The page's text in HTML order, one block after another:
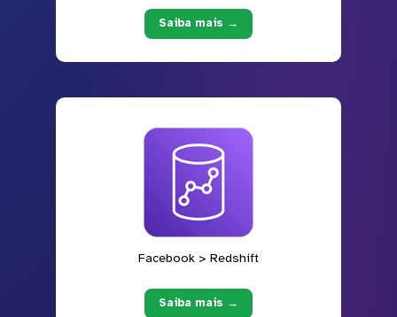
Saiba mais →
Facebook > Redshift
Saiba mais →